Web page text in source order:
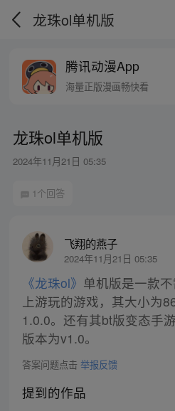
龙珠ol单机版
腾讯动漫App
海量正版漫画畅快看
龙珠ol单机版
2024年11月21日 05:35
1个回答
飞翔的燕子
2024年11月21日 05:35
《龙珠ol》 单机版是一款
上游玩的游戏，其大小为
1.0.0。还有其bt版变态手
版本为v1.0。
答案问题点击 举报反馈
提到的作品